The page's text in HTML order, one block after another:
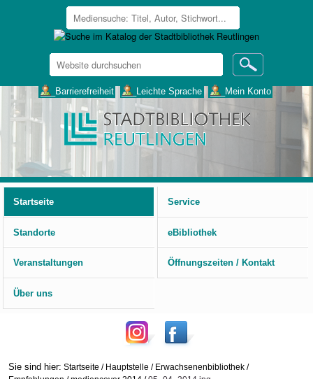
Website
durchsuchen
___Barrierefreiheit ___Leichte Sprache ___Mein Konto
Startseite
Service
Standorte eBibliothek
Veranstaltungen Öffnungszeiten / Kontakt
Über uns
Sie sind hier: Startseite / Hauptstelle / Erwachsenenbibliothek /